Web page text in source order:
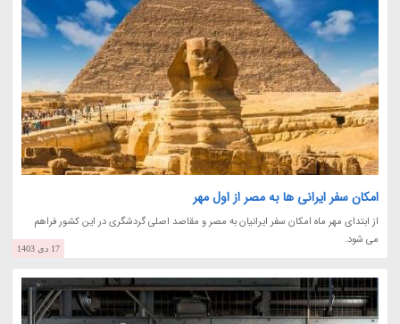
امکان سفر ایرانی ها به مصر از اول مهر
از ابتدای مهر ماه امکان سفر ایرانیان به مصر و مقاصد اصلی گردشگری در این کشور فراهم
می شود.
17 دی 1403